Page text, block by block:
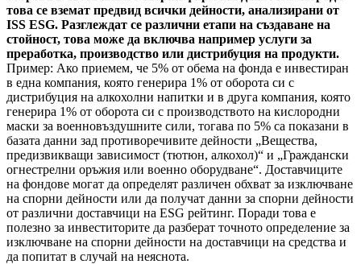
това се вземат предвид всички дейности, анализирани от
ISS ESG. Разглеждат се различни етапи на създаване на
стойност, това може да включва например услуги за
преработка, производство или дистрибуция на продукти.
Пример: Ако приемем, че 5% от обема на фонда е инвестиран
в една компания, която генерира 1% от оборота си с
дистрибуция на алкохолни напитки и в друга компания, която
генерира 1% от оборота си с производството на кислородни
маски за военновъздушните сили, тогава по 5% са показани в
базата данни зад противоречивите дейности „Вещества,
предизвикващи зависимост (тютюн, алкохол)“ и „Граждански
огнестрелни оръжия или военно оборудване“. Доставчиците
на фондове могат да определят различен обхват за изключване
на спорни дейности или да получат данни за спорни дейности
от различни доставчици на ESG рейтинг. Поради това е
полезно за инвеститорите да разберат точното определение за
изключване на спорни дейности на доставчици на средства и
да попитат в случай на неяснота.